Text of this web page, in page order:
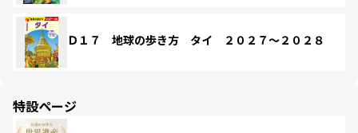
Ｄ１７ 地球の歩き方 タイ ２０２７～２０２８
特設ページ